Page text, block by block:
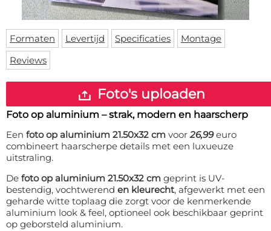
Deurmat
Vloermat
Skateboard deck
Over ons
Levertijden
Inloggen
WhatsApp
Formaten Levertijd Specificaties
Montage
Reviews
Foto's uploaden
Foto op aluminium – strak, modern en haarscherp
Een foto op aluminium 21.50x32 cm voor26,99euro
combineert haarscherpe details met een luxueuze
uitstraling.
De foto op aluminium 21.50x32 cm geprint is UV-
bestendig, vochtwerend en kleurecht, afgewerkt met een
geharde witte toplaag die zorgt voor de kenmerkende
aluminium look & feel, optioneel ook beschikbaar geprint
op geborsteld aluminium.